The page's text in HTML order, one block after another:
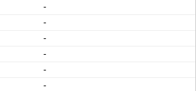
-
-
-
-
-
-